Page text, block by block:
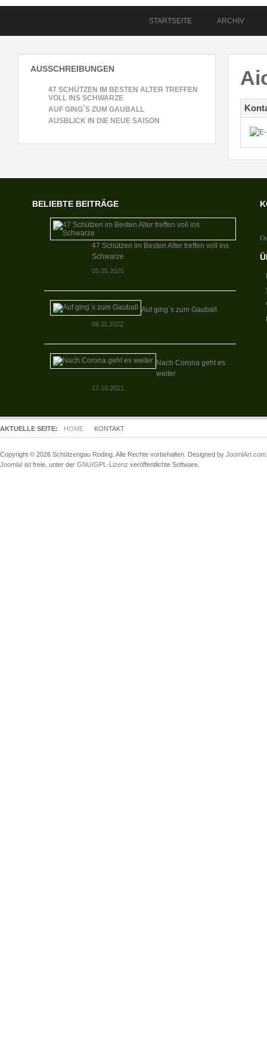
STARTSEITE ARCHIV
AUSSCHREIBUNGEN
47 SCHÜTZEN IM BESTEN ALTER TREFFEN
VOLL INS SCHWARZE
AUF GING´S ZUM GAUBALL
AUSBLICK IN DIE NEUE SAISON
BELIEBTE BEITRÄGE
47 Schützen im Besten Alter treffen voll ins
Schwarze
05.05.2025
Auf ging´s zum Gauball
06.11.2022
Nach Corona geht es
weiter
17.10.2021
AKTUELLE SEITE: HOME KONTAKT
Copyright © 2026 Schützengau Roding. Alle Rechte vorbehalten. Designed by JoomlArt.com
Joomla! ist freie, unter der GNU/GPL-Lizenz veröffentlichte Software.